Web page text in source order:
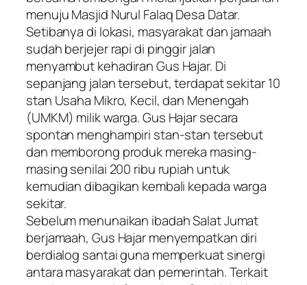
menuju Masjid Nurul Falaq Desa Datar.
Setibanya di lokasi, masyarakat dan jamaah
sudah berjejer rapi di pinggir jalan
menyambut kehadiran Gus Hajar. Di
sepanjang jalan tersebut, terdapat sekitar 10
stan Usaha Mikro, Kecil, dan Menengah
(UMKM) milik warga. Gus Hajar secara
spontan menghampiri stan-stan tersebut
dan memborong produk mereka masing-
masing senilai 200 ribu rupiah untuk
kemudian dibagikan kembali kepada warga
sekitar.
​Sebelum menunaikan ibadah Salat Jumat
berjamaah, Gus Hajar menyempatkan diri
berdialog santai guna memperkuat sinergi
antara masyarakat dan pemerintah. Terkait